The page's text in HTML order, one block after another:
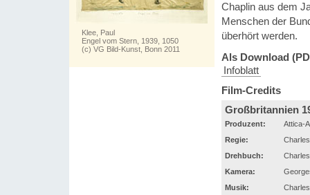
Klee, Paul
Engel vom Stern, 1939, 1050
(c) VG Bild-Kunst, Bonn 2011
Chaplin aus dem
Menschen der
überhört werden.
Als Download
Infoblatt
Film-Credits
Großbritannien
Produzent:
Attica-
Regie:
Drehbuch:
Kamera:
Musik: